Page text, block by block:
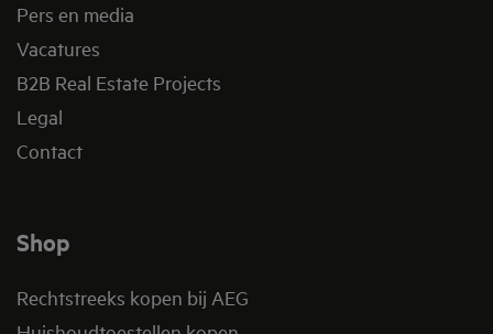
Pers en media
Vacatures
B2B Real Estate Projects
Legal
Contact
Shop
Rechtstreeks kopen bij AEG